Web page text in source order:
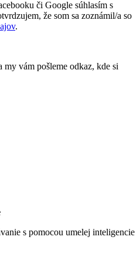
či Google súhlasím s
že som sa zoznámil/a so
.
vám pošleme odkaz, kde si
s pomocou umelej inteligencie